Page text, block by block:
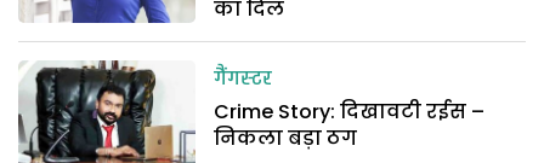
का दिल
गैंगस्टर
Crime Story: दिखावटी रईस –
निकला बड़ा ठग